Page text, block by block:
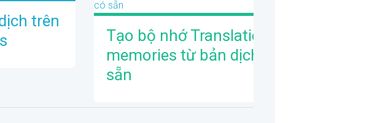
trên
Tạo bộ nhớ Translation
memories từ bản dịch có
sẵn